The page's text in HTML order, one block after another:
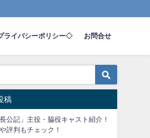
ライバシーポリシー◇ お問合せ
稿
長公記」主役・脇役キャスト紹介！
評判もチェック！